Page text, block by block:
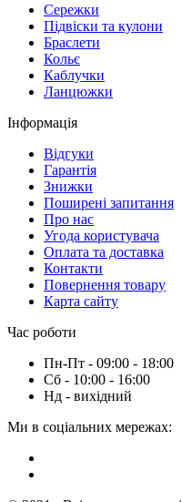
Сережки
Підвіски та кулони
Браслети
Кольє
Каблучки
Ланцюжки
Інформація
Вiдгуки
Гарантія
Знижки
Поширені запитання
Про нас
Угода користувача
Оплата та доставка
Контакти
Повернення товару
Карта сайту
Час роботи
Пн-Пт - 09:00 - 18:00
Сб - 10:00 - 16:00
Нд - вихiдний
Ми в соціальних мережах: